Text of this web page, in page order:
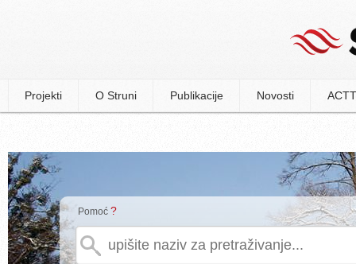
Projekti O Struni Publikacije Novosti
Pomoć ?